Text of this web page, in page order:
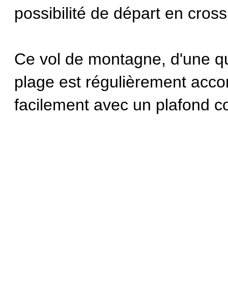
possibilité de départ en
Ce vol de montagne, d'une
plage est régulièrement
facilement avec un plafond